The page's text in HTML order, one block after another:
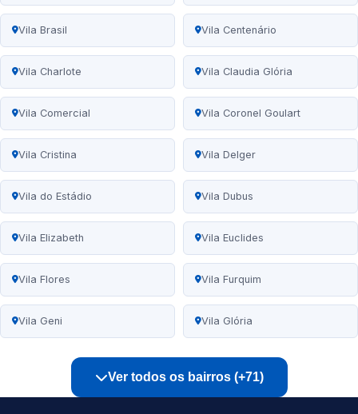
Vila Brasil Vila Centenário
Vila Charlote Vila Claudia Glória
Vila Comercial Vila Coronel Goulart
Vila Cristina Vila Delger
Vila do Estádio Vila Dubus
Vila Elizabeth Vila Euclides
Vila Flores Vila Furquim
Vila Geni Vila Glória
Ver todos os bairros (+71)